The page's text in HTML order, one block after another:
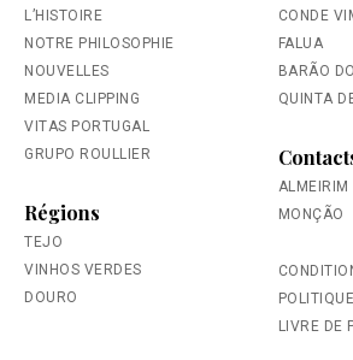
L’HISTOIRE
NOTRE PHILOSOPHIE
NOUVELLES
MEDIA CLIPPING
VITAS PORTUGAL
GRUPO ROULLIER
Régions
TEJO
VINHOS VERDES
DOURO
CONDE
FALUA
BARÃO
QUINTA
ALMEIRIM
MONÇÃO
LIVRE DE